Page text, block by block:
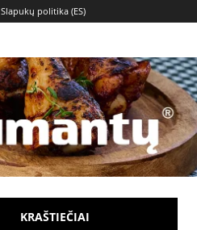
Slapukų politika (ES)
KRAŠTIEČIAI